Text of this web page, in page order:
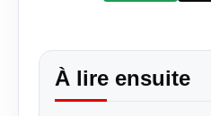
À lire ensuite